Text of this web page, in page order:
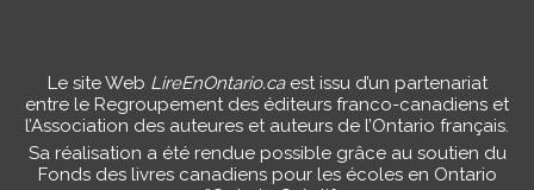
Le site Web LireEnOntario.caest issu d’un partenariat
entre le Regroupement des éditeurs franco-canadiens et
l’Association des auteures et auteurs de l’Ontario français.
Sa réalisation a été rendue possible grâce au soutien du
Fonds des livres canadiens pour les écoles en Ontario